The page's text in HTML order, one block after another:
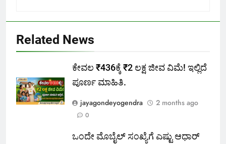
Related News
ಕೇವಲ ₹436ಕ್ಕೆ ₹2 ಲಕ್ಷ ಜೀವ ವಿಮೆ! ಇಲ್ಲಿದೆ
ಪೂರ್ಣ ಮಾಹಿತಿ.
jayagondeyogendra
2 months ago
0
ಒಂದೇ ಮೊಬೈಲ್ ಸಂಖ್ಯೆಗೆ ಎಷ್ಟು ಆಧಾರ್